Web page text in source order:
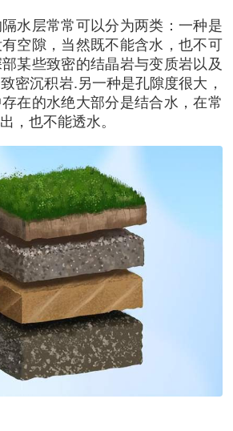
水层常常可以分为两类：一种是
空隙，当然既不能含水，也不可
某些致密的结晶岩与变质岩以及
密沉积岩.另一种是孔隙度很大，
在的水绝大部分是结合水，在常
，也不能透水。